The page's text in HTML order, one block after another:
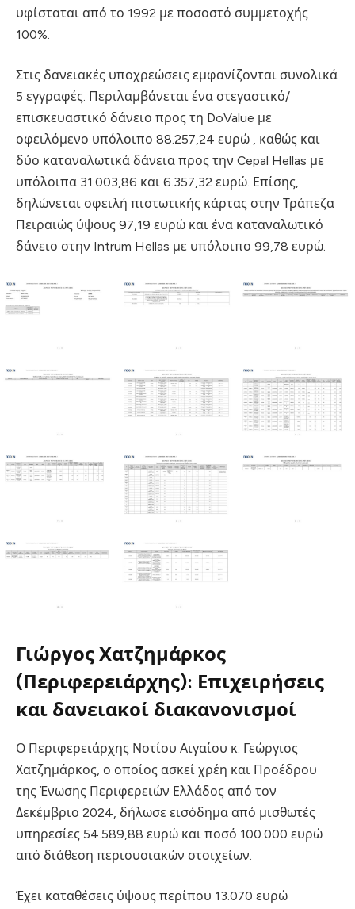
υφίσταται από το 1992 με ποσοστό συμμετοχής
100%
Στις δανειακές υποχρεώσεις εμφανίζονται συνολικά
5 εγγραφές. Περιλαμβάνεται ένα στεγαστικό/
επισκευαστικό δάνειο προς τη DoValue με
οφειλόμενο υπόλοιπο 88.257,24 ευρώ , καθώς και
δύο καταναλωτικά δάνεια προς την Cepal Hellas με
υπόλοιπα 31.003,86 και 6.357,32 ευρώ. Επίσης,
δηλώνεται οφειλή πιστωτικής κάρτας στην Τράπεζα
Πειραιώς ύψους 97,19 ευρώ και ένα καταναλωτικό
δάνειο στην Intrum Hellas με υπόλοιπο 99,78 ευρώ.
Γιώργος Χατζημάρκος
(Περιφερειάρχης): Επιχειρήσεις
και δανειακοί διακανονισμοί
Ο Περιφερειάρχης Νοτίου Αιγαίου κ. Γεώργιος
Χατζημάρκος, ο οποίος ασκεί χρέη και Προέδρου
της Ένωσης Περιφερειών Ελλάδος από τον
Δεκέμβριο 2024, δήλωσε εισόδημα από μισθωτές
υπηρεσίες 54.589,88 ευρώ και ποσό 100.000 ευρώ
από διάθεση περιουσιακών στοιχείων.
Έχει καταθέσεις ύψους περίπου 13.070 ευρώ